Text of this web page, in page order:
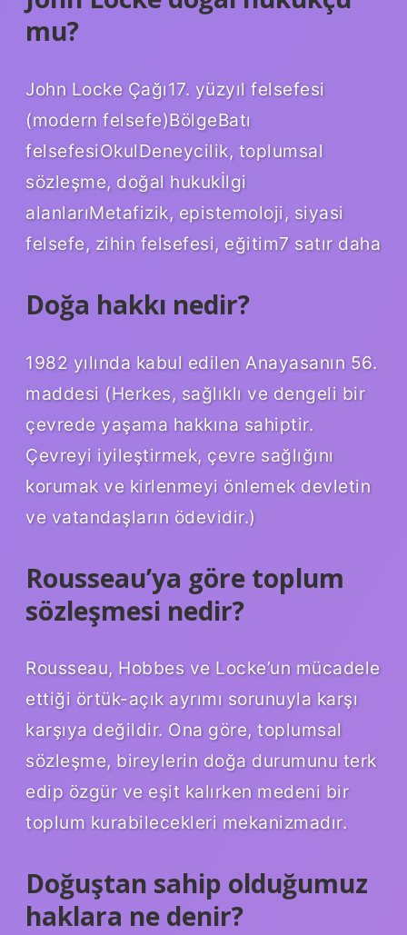
mu?
John Locke Çağı17. yüzyıl felsefesi
(modern felsefe)BölgeBatı
felsefesiOkulDeneycilik, toplumsal
sözleşme, doğal hukukİlgi
alanlarıMetafizik, epistemoloji, siyasi
felsefe, zihin felsefesi, eğitim7 satır daha
Doğa hakkı nedir?
1982 yılında kabul edilen Anayasanın 56.
maddesi (Herkes, sağlıklı ve dengeli bir
çevrede yaşama hakkına sahiptir.
Çevreyi iyileştirmek, çevre sağlığını
korumak ve kirlenmeyi önlemek devletin
ve vatandaşların ödevidir.)
Rousseau’ya göre toplum
sözleşmesi nedir?
Rousseau, Hobbes ve Locke’un mücadele
ettiği örtük-açık ayrımı sorunuyla karşı
karşıya değildir. Ona göre, toplumsal
sözleşme, bireylerin doğa durumunu terk
edip özgür ve eşit kalırken medeni bir
toplum kurabilecekleri mekanizmadır.
Doğuştan sahip olduğumuz
haklara ne denir?